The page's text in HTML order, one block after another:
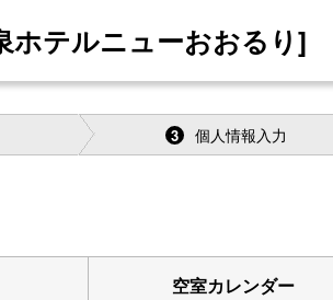
ホテルニューおおるり]
3 個人情報入力
空室カレンダー